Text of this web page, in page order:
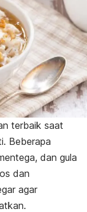
terbaik saat
Beberapa
dan gula
dan
agar